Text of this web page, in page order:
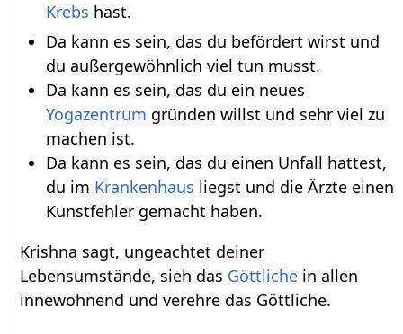
Krebs hast.
Da kann es sein, das du befördert wirst und
du außergewöhnlich viel tun musst.
Da kann es sein, das du ein neues
Yogazentrum gründen willst und sehr viel zu
machen ist.
Da kann es sein, das du einen Unfall hattest,
du im Krankenhaus liegst und die Ärzte einen
Kunstfehler gemacht haben.
Krishna sagt, ungeachtet deiner
Lebensumstände, sieh das Göttliche in allen
innewohnend und verehre das Göttliche.